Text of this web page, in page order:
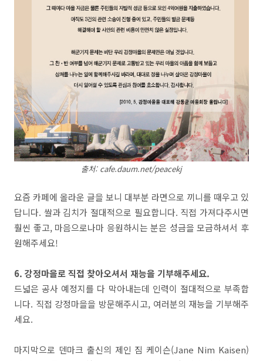
출처: cafe.daum.net/peacekj
요즘 카페에 올라운 글을 보니 대부분 라면으로 끼니를 때우고 있
답니다. 쌀과 김치가 절대적으로 필요합니다. 직접 가져다주시면
훨씬 좋고, 마음으로나마 응원하시는 분은 성금을 모금하셔서 후
원해주세요!
6. 강정마을로 직접 찾아오셔서 재능을 기부해주세요.
드넓은 공사 예정지를 다 막아내는데 인력이 절대적으로 부족합
니다. 직접 강정마을을 방문해주시고, 여러분의 재능을 기부해주
세요.
마지막으로 덴마크 출신의 제인 짐 케이슨(Jane Nim Kaisen)